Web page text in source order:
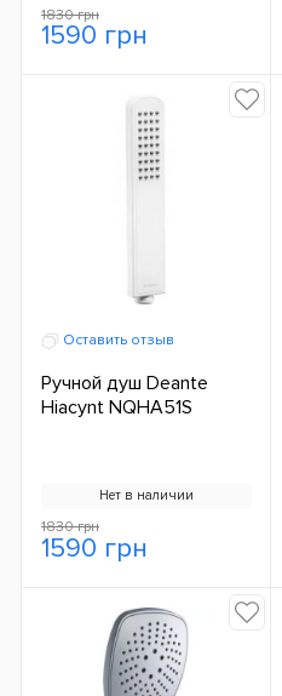
1830 грн
1590 грн
Оставить отзыв
Ручной душ Deante
Hiacynt NQHA51S
Нет в наличии
1830 грн
1590 грн